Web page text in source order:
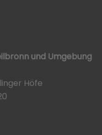
und Umgebung
Höfe